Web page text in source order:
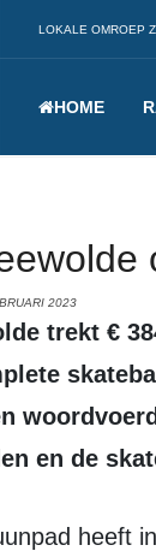
LOKALE OMROEP
HOME
2023
en de